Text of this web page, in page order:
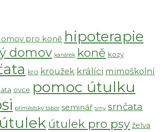
pro koně hipoterapie
domov kanárek koně kozy
kro kroužek králíci mimoškolní
ovce pomoc útulku
příměstský tábor seminář srny srnčata
útulek útulek pro psy želva